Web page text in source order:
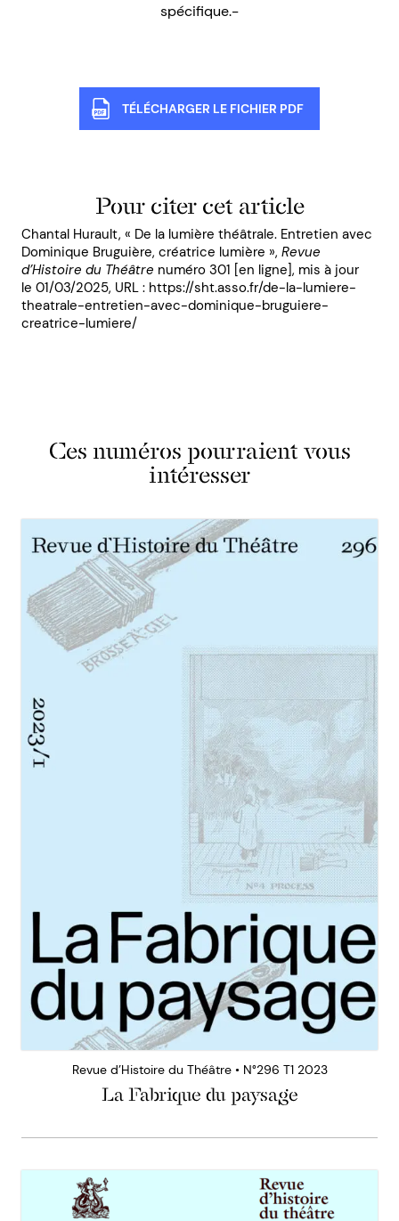
spécifique.-
TÉLÉCHARGER LE FICHIER PDF
Pour citer cet article
Chantal Hurault, « De la lumière théâtrale. Entretien avec
Dominique Bruguière, créatrice lumière », Revue
d’Histoire du Théâtre numéro 301 [en ligne], mis à jour
le 01/03/2025, URL : https://sht.asso.fr/de-la-lumiere-
theatrale-entretien-avec-dominique-bruguiere-
creatrice-lumiere/
Ces numéros pourraient vous
intéresser
Revue d’Histoire du Théâtre • N°296 T1 2023
La Fabrique du paysage